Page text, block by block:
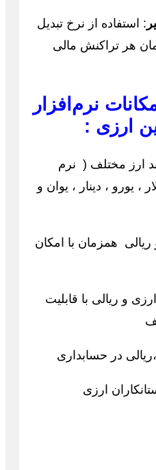
: استفاده از نرخ تبدیل
هر تراکنش مالی‌
نرم‌افزار
ارزی :
ارز مختلف ( نرم
، یورو ، دینار ، یوان و
همزمان با امکان
و ریالی با قابلیت
در حسابداری
ارزی